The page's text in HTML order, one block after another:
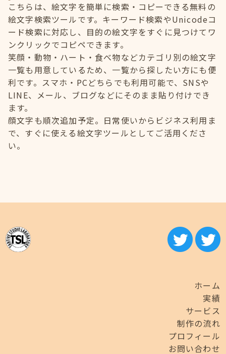
こちらは、絵文字を簡単に検索・コピーできる無料の
絵文字検索ツールです。キーワード検索やUnicodeコ
ード検索に対応し、目的の絵文字をすぐに見つけてワ
ンクリックでコピペできます。
笑顔・動物・ハート・食べ物などカテゴリ別の絵文字
一覧も用意しているため、一覧から探したい方にも便
利です。スマホ・PCどちらでも利用可能で、SNSや
LINE、メール、ブログなどにそのまま貼り付けでき
ます。
顔文字も順次追加予定。日常使いからビジネス利用ま
で、すぐに使える絵文字ツールとしてご活用くださ
い。
ホーム
実績
サービス
制作の流れ
プロフィール
お問い合わせ